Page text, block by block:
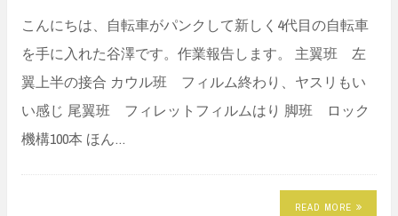
こんにちは、自転車がパンクして新しく4代目の自転車
を手に入れた谷澤です。作業報告します。 主翼班 左
翼上半の接合 カウル班 フィルム終わり、ヤスリもい
い感じ 尾翼班 フィレットフィルムはり 脚班 ロック
機構100本 ほん…
READ MORE